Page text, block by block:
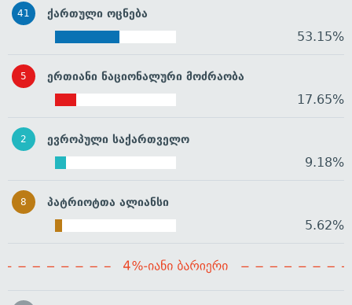
41 ქართული ოცნება
53.15%
5 ერთიანი ნაციონალური მოძრაობა
17.65%
2 ევროპული საქართველო
9.18%
8 პატრიოტთა ალიანსი
5.62%